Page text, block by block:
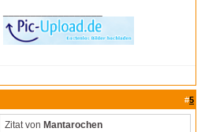
#5
Zitat von Mantarochen